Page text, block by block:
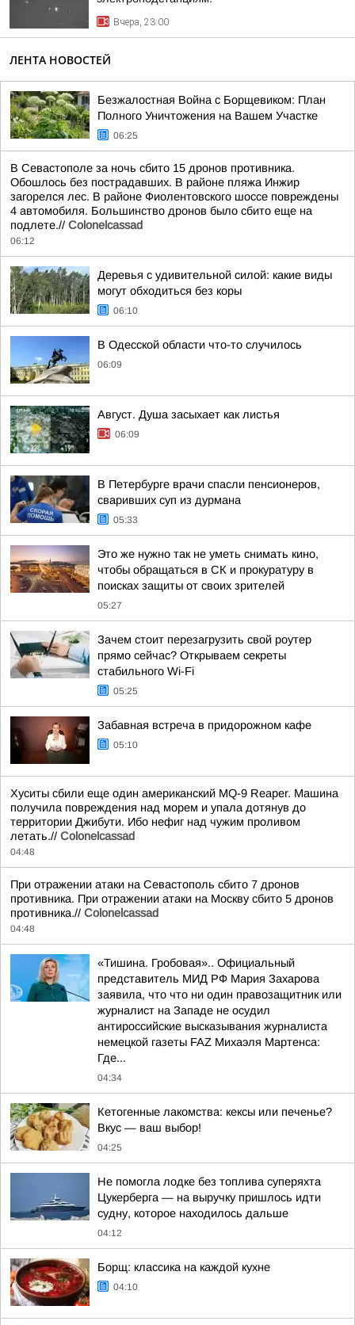
Вчера, 23:00
ЛЕНТА НОВОСТЕЙ
Безжалостная Война с Борщевиком: План
Полного Уничтожения на Вашем Участке
06:25
В Севастополе за ночь сбито 15 дронов противника.
Обошлось без пострадавших. В районе пляжа Инжир
загорелся лес. В районе Фиолентовского шоссе повреждены
4 автомобиля. Большинство дронов было сбито еще на
подлете.// Colonelcassad
06:12
Деревья с удивительной силой: какие виды
могут обходиться без коры
06:10
В Одесской области что-то случилось
06:09
Август. Душа засыхает как листья
06:09
В Петербурге врачи спасли пенсионеров,
сваривших суп из дурмана
05:33
Это же нужно так не уметь снимать кино,
чтобы обращаться в СК и прокуратуру в
поисках защиты от своих зрителей
05:27
Зачем стоит перезагрузить свой роутер
прямо сейчас? Открываем секреты
стабильного Wi-Fi
05:25
Забавная встреча в придорожном кафе
05:10
Хуситы сбили еще один американский MQ-9 Reaper. Машина
получила повреждения над морем и упала дотянув до
территории Джибути. Ибо нефиг над чужим проливом
летать.// Colonelcassad
04:48
При отражении атаки на Севастополь сбито 7 дронов
противника. При отражении атаки на Москву сбито 5 дронов
противника.// Colonelcassad
04:48
«Тишина. Гробовая».. Официальный
представитель МИД РФ Мария Захарова
заявила, что что ни один правозащитник или
журналист на Западе не осудил
антироссийские высказывания журналиста
немецкой газеты FAZ Михаэля Мартенса:
Где...
04:34
Кетогенные лакомства: кексы или печенье?
Вкус — ваш выбор!
04:25
Не помогла лодке без топлива суперяхта
Цукерберга — на выручку пришлось идти
судну, которое находилось дальше
04:12
Борщ: классика на каждой кухне
04:10